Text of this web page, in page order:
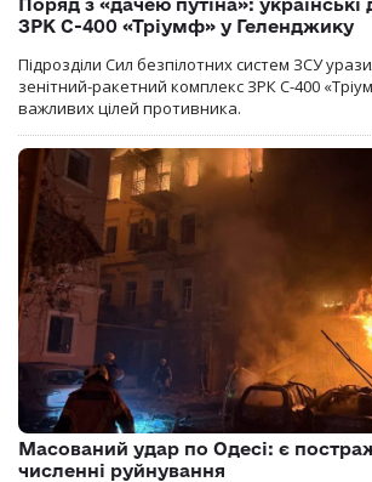
Поряд з «дачею путіна»:
ЗРК С-400 «Тріумф» у Геленджику
Підрозділи Сил безпілотних систем ЗСУ
зенітний-ракетний комплекс ЗРК С-400
важливих цілей противника.
Масований удар по Одесі: є
численні руйнування